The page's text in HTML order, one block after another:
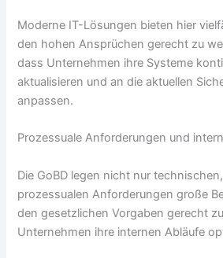
Moderne IT-Lösungen bieten hier
den hohen Ansprüchen gerecht zu
dass Unternehmen ihre Systeme
aktualisieren und an die aktuellen
anpassen.
Prozessuale Anforderungen und
Die GoBD legen nicht nur
prozessualen Anforderungen große
den gesetzlichen Vorgaben gerecht
Unternehmen ihre internen Abläufe